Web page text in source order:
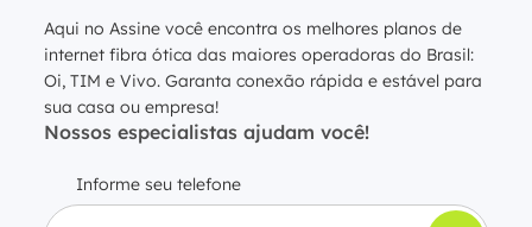
Aqui no Assine você encontra os melhores planos de
internet fibra ótica das maiores operadoras do Brasil:
Oi, TIM e Vivo. Garanta conexão rápida e estável para
sua casa ou empresa!
Nossos especialistas ajudam você!
Informe seu telefone